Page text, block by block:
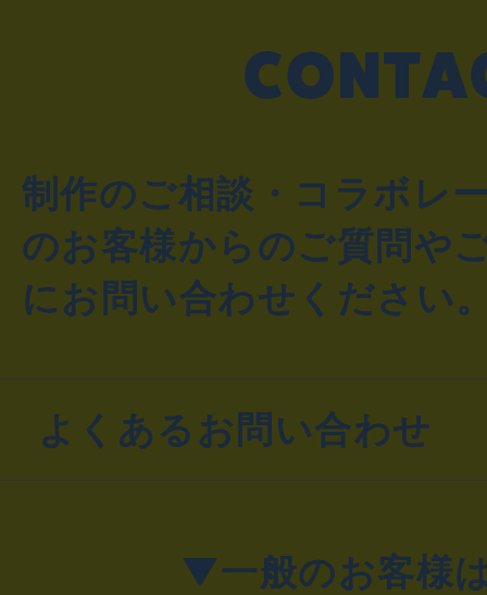
制作のご相談・コラボレ
のお客様からのご質問や
にお問い合わせください
よくあるお問い合わせ
▼一般のお客様